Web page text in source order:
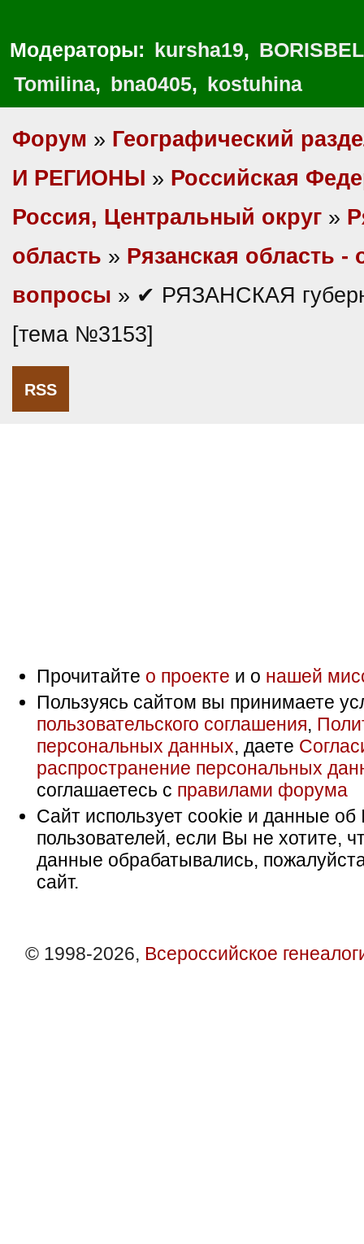
Модераторы: kursha19, BORISBEL
Tomilina, bna0405, kostuhina
Форум » Географический
И РЕГИОНЫ » Российская
Россия, Центральный округ »
область » Рязанская область -
вопросы » ✔ РЯЗАНСКАЯ
[тема №3153]
RSS
Прочитайте о проекте и о нашей
Пользуясь сайтом вы принимаете
пользовательского соглашения,
персональных данных, даете
распространение персональных
соглашаетесь с правилами форума
Сайт использует cookie и данные об
пользователей, если Вы не хотите,
данные обрабатывались,
сайт.
© 1998-2026, Всероссийское